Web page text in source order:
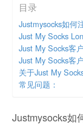
目录
Justmysocks如何
Just My Socks
Just My Socks客
Just My Socks客
关于Just My
常见问题：
Justmysocks如